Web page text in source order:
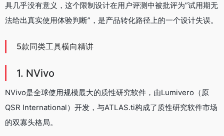
具几乎没有意义，这个限制设计在用户评测中被批评为”试用期无
法给出真实使用体验判断”，是产品转化路径上的一个设计失误。
5款同类工具横向精讲
1. NVivo
NVivo是全球使用规模最大的质性研究软件，由Lumivero（原
QSR International）开发，与ATLAS.ti构成了质性研究软件市场
的双寡头格局。